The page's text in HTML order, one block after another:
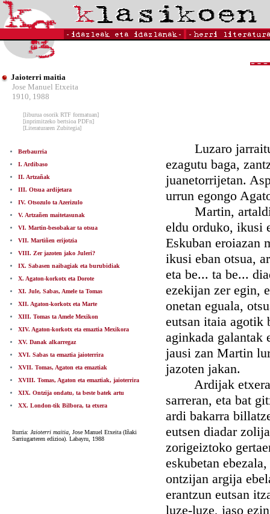
Jaioterri maitia
Jose Manuel Etxeita
1910, 1988
[liburua osorik RTF formatuan]
[inprimitzeko bertsioa PDFn]
[Literaturaren Zubitegia]
Berbaurria
I. Ardibaso
II. Artzañak
III. Otsua ardijetara
IV. Otsozulo ta Azerizulo
V. Artzañen maitetasunak
VI. Martin-besobakar ta otsua
VII. Martiñen erijotzia
VIII. Zer jazoten jako Juleri?
IX. Sabasen naibagiak eta burubidiak
X. Agaton-korkotx eta Dorote
XI. Jule, Sabas, Amele ta Tomas
XII. Agaton-korkotx eta Marte
XIII. Tomas ta Amele Mexikon
XIV. Agaton-korkotx eta emaztia Mexikora
XV. Danak alkarregaz
XVI. Sabas ta emaztia jaioterrira
XVII. Tomas, Agaton eta emaztiak
XVIII. Tomas, Agaton eta emaztiak, jaioterrira
XIX. Ontzija ondatu, ta beste batek artu
XX. London-tik Bilbora, ta etxera
Iturria: Jaioterri maitia, Jose Manuel Etxeita (Iñaki
Sarriugarteren edizioa). Labayru, 1988
Luzaro jarraitu
ezagutu baga,
juanetorrijetan.
urrun egongo
Martin, artaldia
eldu orduko, ikusi
Eskuban eroiazan
ikusi eban otsua,
eta be... ta be...
ezekijan zer egin,
onetan eguala,
eutsan itaia agotik
aginkada galantak
jausi zan Martin
jazoten jakan.
Ardijak etxeratu
sarreran, eta bat
ardi bakarra
eutsen diadar
zorigeiztoko
eskubetan
ontzijan argija
erantzun eutsan
luze-luze, jaso